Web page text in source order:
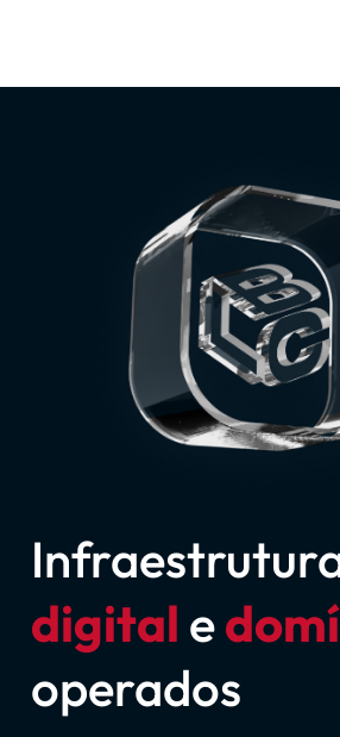
digital e
operados